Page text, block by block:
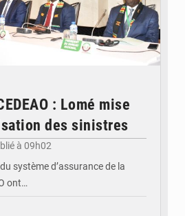
: Lomé mise
des sinistres
à 09h02
système d’assurance de la
ont…